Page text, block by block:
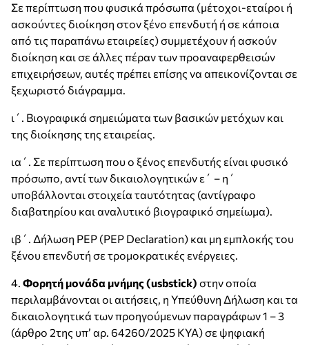
Σε περίπτωση που φυσικά πρόσωπα (μέτοχοι-εταίροι ή
ασκούντες διοίκηση στον ξένο επενδυτή ή σε κάποια
από τις παραπάνω εταιρείες) συμμετέχουν ή ασκούν
διοίκηση και σε άλλες πέραν των προαναφερθεισών
επιχειρήσεων, αυτές πρέπει επίσης να απεικονίζονται σε
ξεχωριστό διάγραμμα.
ι΄. Βιογραφικά σημειώματα των βασικών μετόχων και
της διοίκησης της εταιρείας.
ια΄. Σε περίπτωση που ο ξένος επενδυτής είναι φυσικό
πρόσωπο, αντί των δικαιολογητικών ε΄ – η΄
υποβάλλονται στοιχεία ταυτότητας (αντίγραφο
διαβατηρίου και αναλυτικό βιογραφικό σημείωμα).
ιβ΄. Δήλωση PEP (PEP Declaration) και μη εμπλοκής του
ξένου επενδυτή σε τρομοκρατικές ενέργειες.
4. Φορητή μονάδα μνήμης (usbstick) στην οποία
περιλαμβάνονται οι αιτήσεις, η Υπεύθυνη Δήλωση και τα
δικαιολογητικά των προηγούμενων παραγράφων 1 – 3
(άρθρο 2της υπ’ αρ. 64260/2025 ΚΥΑ) σε ψηφιακή